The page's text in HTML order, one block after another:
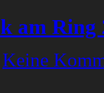
am Ring
Keine